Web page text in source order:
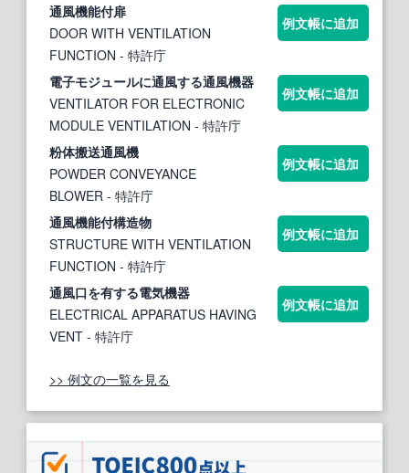
通風機能付扉
DOOR WITH VENTILATION
FUNCTION - 特許庁
例文帳に追加
電子モジュールに通風する通風機器
VENTILATOR FOR ELECTRONIC
MODULE VENTILATION - 特許庁
例文帳に追加
粉体搬送通風機
POWDER CONVEYANCE
BLOWER - 特許庁
例文帳に追加
通風機能付構造物
STRUCTURE WITH VENTILATION
FUNCTION - 特許庁
例文帳に追加
通風口を有する電気機器
ELECTRICAL APPARATUS HAVING
VENT - 特許庁
例文帳に追加
>> 例文の一覧を見る